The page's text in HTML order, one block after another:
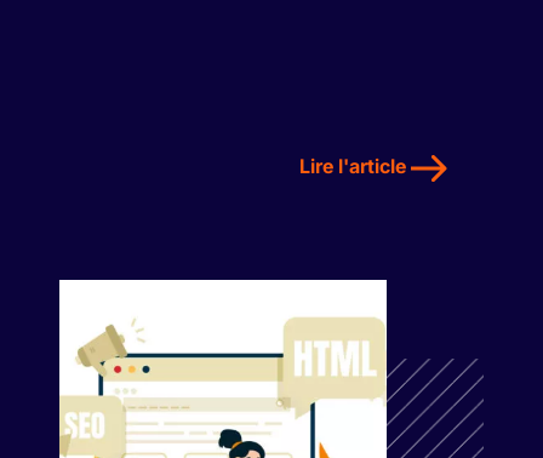
Lire l'article